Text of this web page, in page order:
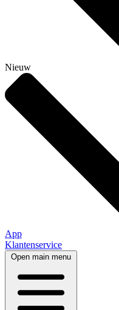
Nieuw
App
Klantenservice
Open main menu